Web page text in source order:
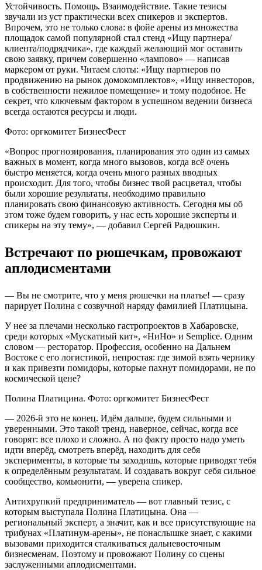
Устойчивость. Помощь. Взаимодействие. Такие тезисы
звучали из уст практически всех спикеров и экспертов.
Впрочем, это не только слова: в фойе арены из множества
площадок самой популярной стал стенд «Ищу партнера/
клиента/подрядчика», где каждый желающий мог оставить
свою заявку, причем совершенно «лампово» — написав
маркером от руки. Читаем слоты: «Ищу партнеров по
продвижению на рынок домокомплектов», «Ищу инвесторов,
в собственности нежилое помещение» и тому подобное. Не
секрет, что ключевым фактором в успешном ведении бизнеса
всегда остаются ресурсы и люди.
Фото: оргкомитет БизнесФест
«Вопрос прогнозирования, планирования это один из самых
важных в момент, когда много вызовов, когда всё очень
быстро меняется, когда очень много разных вводных
происходит. Для того, чтобы бизнес твой расцветал, чтобы
были хорошие результаты, необходимо правильно
планировать свою финансовую активность. Сегодня мы об
этом тоже будем говорить, у нас есть хорошие эксперты и
спикеры на эту тему», — добавил Сергей Радюшкин.
Встречают по рюшечкам, провожают
аплодисментами
— Вы не смотрите, что у меня рюшечки на платье! — сразу
парирует Полина с созвучной наряду фамилией Платицына.
У нее за плечами несколько гастропроектов в Хабаровске,
среди которых «Мускатный кит», «НиНо» и Semplice. Одним
словом — ресторатор. Профессия, особенно на Дальнем
Востоке с его логистикой, непростая: где зимой взять чернику
и как привезти помидоры, которые пахнут помидорами, не по
космической цене?
Полина Платицина. Фото: оргкомитет БизнесФест
— 2026-й это не конец. Идём дальше, будем сильными и
уверенными. Это такой тренд, наверное, сейчас, когда все
говорят: все плохо и сложно. А по факту просто надо уметь
идти вперёд, смотреть вперёд, находить для себя
эксперименты, в которые ты заходишь, которые приводят тебя
к определённым результатам. И создавать вокруг себя сильное
сообщество, комьюнити, — уверена спикер.
Антихрупкий предприниматель — вот главный тезис, с
которым выступала Полина Платицына. Она —
региональный эксперт, а значит, как и все присутствующие на
трибунах «Платинум-арены», не понаслышке знает, с какими
вызовами приходится сталкиваться дальневосточным
бизнесменам. Поэтому и провожают Полину со сцены
заслуженными аплодисментами.